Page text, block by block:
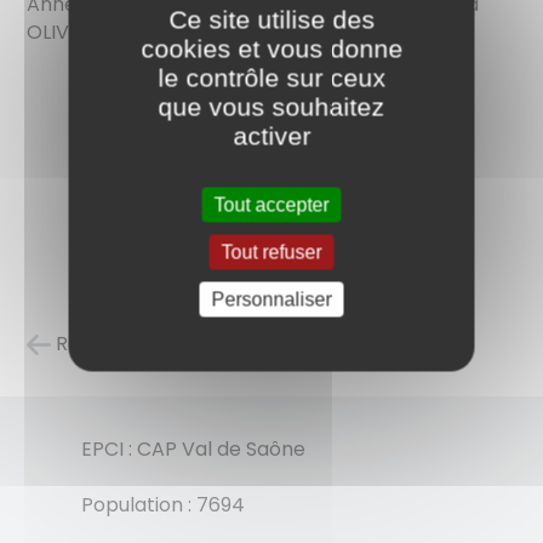
OLIVEIRA
Retour à la liste des carnets d'adresses
EPCI : CAP Val de Saône
Population : 7694
Ce site utilise des
cookies et vous donne
le contrôle sur ceux
que vous souhaitez
activer
Tout accepter
Tout refuser
Personnaliser